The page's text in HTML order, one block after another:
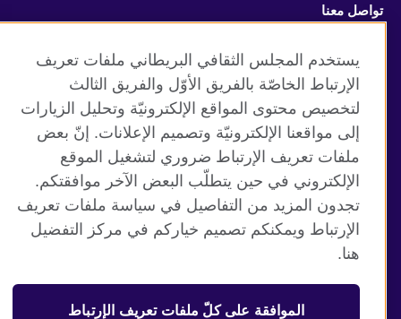
تواصل معنا
Facebook Instagram
Twitter TikTok
موقع المجلس الثقافي البريطاني العالمي
الخصوصية وشروط الاستخدام
ملفات تعريف الإرتباط
خريطة الموقع
يستخدم المجلس الثقافي البريطاني ملفات تعريف
الإرتباط الخاصّة بالفريق الأوّل والفريق الثالث
لتخصيص محتوى المواقع الإلكترونيّة وتحليل الزيارات
إلى مواقعنا الإلكترونيّة وتصميم الإعلانات. إنّ بعض
ملفات تعريف الإرتباط ضروري لتشغيل الموقع
الإلكتروني في حين يتطلّب البعض الآخر موافقتكم.
تجدون المزيد من التفاصيل في سياسة ملفات تعريف
الإرتباط ويمكنكم تصميم خياركم في مركز التفضيل
هنا.
الموافقة على كلّ ملفات تعريف الإرتباط